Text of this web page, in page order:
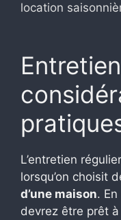
location
L’entretien
lorsqu’on choisit
d’une maison.
devrez être prêt